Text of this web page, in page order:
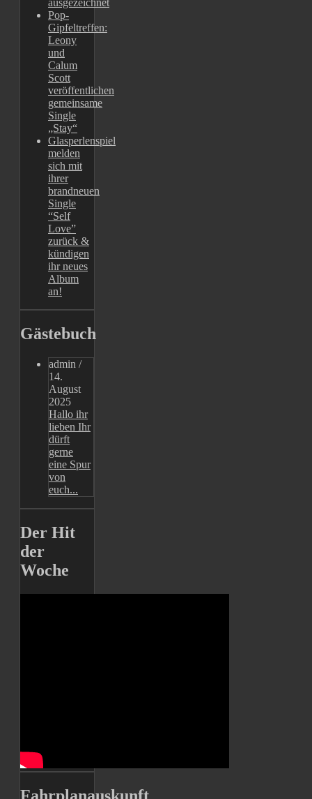
ausgezeichnet
Pop-
Gipfeltreffen:
Leony
und
Calum
Scott
veröffentlichen
gemeinsame
Single
„Stay“
Glasperlenspiel
melden
sich mit
ihrer
brandneuen
Single
“Self
Love”
zurück &
kündigen
ihr neues
Album
an!
Gästebuch
admin /
14.
August
2025
Hallo ihr
lieben Ihr
dürft
gerne
eine Spur
von
euch...
Der Hit
der
Woche
Fahrplanauskunft